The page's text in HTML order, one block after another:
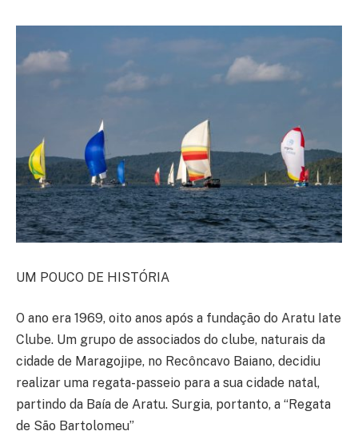
UM POUCO DE HISTÓRIA
O ano era 1969, oito anos após a fundação do Aratu Iate
Clube. Um grupo de associados do clube, naturais da
cidade de Maragojipe, no Recôncavo Baiano, decidiu
realizar uma regata-passeio para a sua cidade natal,
partindo da Baía de Aratu. Surgia, portanto, a “Regata
de São Bartolomeu”